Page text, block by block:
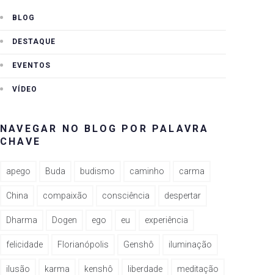
BLOG
DESTAQUE
EVENTOS
VÍDEO
NAVEGAR NO BLOG POR PALAVRA
CHAVE
apego Buda budismo caminho carma
China compaixão consciência despertar
Dharma Dogen ego eu experiência
felicidade Florianópolis Genshô iluminação
ilusão karma kenshô liberdade meditação